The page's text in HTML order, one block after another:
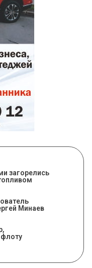
загорелись
Минаев